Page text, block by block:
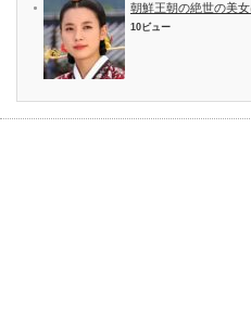
朝鮮王朝の絶世の美
10ビュー